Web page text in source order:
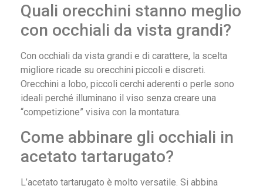
Quali orecchini stanno meglio
con occhiali da vista grandi?
Con occhiali da vista grandi e di carattere, la scelta
migliore ricade su orecchini piccoli e discreti.
Orecchini a lobo, piccoli cerchi aderenti o perle sono
ideali perché illuminano il viso senza creare una
“competizione” visiva con la montatura.
Come abbinare gli occhiali in
acetato tartarugato?
L’acetato tartarugato è molto versatile. Si abbina